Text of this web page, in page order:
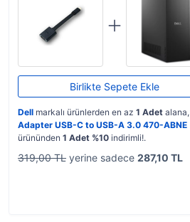
Birlikte Sepete Ekle
Dell markalı ürünlerden en az 1 Adet alana,
Adapter USB-C to USB-A 3.0 470-ABNE
ürününden 1 Adet %10 indirimli!.
319,00 TL yerine sadece 287,10 TL